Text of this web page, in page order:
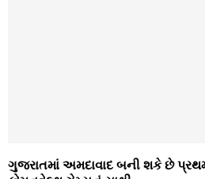
ગુજરાતમાં અમદાવાદ બની શકે છે